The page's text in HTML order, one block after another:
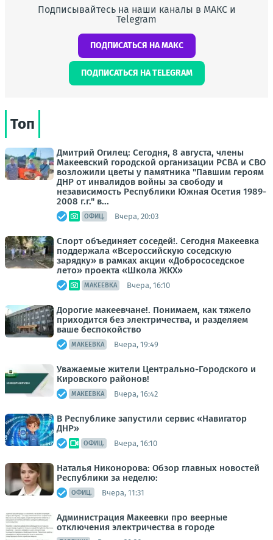
Подписывайтесь на наши каналы в МАКС и
Telegram
ПОДПИСАТЬСЯ НА МАКС
ПОДПИСАТЬСЯ НА TELEGRAM
Топ
Дмитрий Огилец: Сегодня, 8 августа, члены
Макеевский городской организации РСВА и СВО
возложили цветы у памятника "Павшим героям
ДНР от инвалидов войны за свободу и
независимость Республики Южная Осетия 1989-
2008 г.г." в...
ОФИЦ. Вчера, 20:03
Спорт объединяет соседей!. Сегодня Макеевка
поддержала «Всероссийскую соседскую
зарядку» в рамках акции «Добрососедское
лето» проекта «Школа ЖКХ»
МАКЕЕВКА Вчера, 16:10
Дорогие макеевчане!. Понимаем, как тяжело
приходится без электричества, и разделяем
ваше беспокойство
МАКЕЕВКА Вчера, 19:49
Уважаемые жители Центрально-Городского и
Кировского районов!
МАКЕЕВКА Вчера, 16:42
В Республике запустили сервис «Навигатор
ДНР»
ОФИЦ. Вчера, 16:10
Наталья Никонорова: Обзор главных новостей
Республики за неделю:
ОФИЦ. Вчера, 11:31
Администрация Макеевки про веерные
отключения электричества в городе